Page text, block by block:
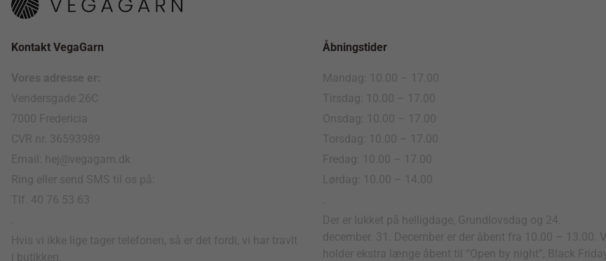
Kontakt VegaGarn
Vores adresse er:
Vendersgade 26C
7000 Fredericia
CVR nr. 36593989
Email: hej@vegagarn.dk
Ring eller send SMS til os på:
Tlf. 40 76 53 63
Hvis vi ikke lige tager telefonen, så er det fordi, vi har travlt
i butikken.
Åbningstider
Mandag: 10.00 – 17.00
Tirsdag: 10.00 – 17.00
Onsdag: 10.00 – 17.00
Torsdag: 10.00 – 17.00
Fredag: 10.00 – 17.00
Lørdag: 10.00 – 14.00
Der er lukket på helligdage, Grundlovsdag og 24.
december. 31. December er der åbent fra 10.00 – 13.00. Vi
holder ekstra længe åbent til “Open by night”, Black